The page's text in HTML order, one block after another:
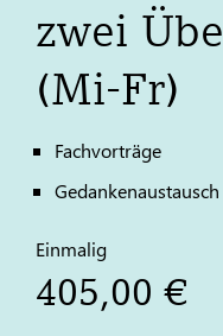
zwei
(Mi-Fr)
Fachvorträge
Gedankenaustausch
Einmalig
405,00 €